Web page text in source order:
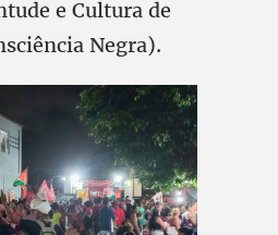
e Cultura de
Negra).